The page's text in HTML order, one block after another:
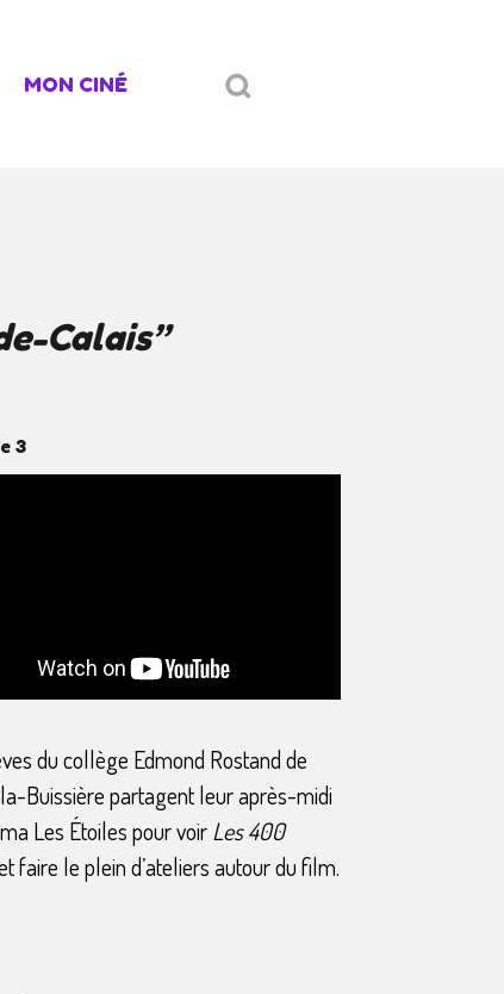
MON CINÉ
Calais”
3
du collège Edmond Rostand de
Buissière partagent leur après-midi
Les Étoiles pour voirLes 400
faire le plein d’ateliers autour du film.